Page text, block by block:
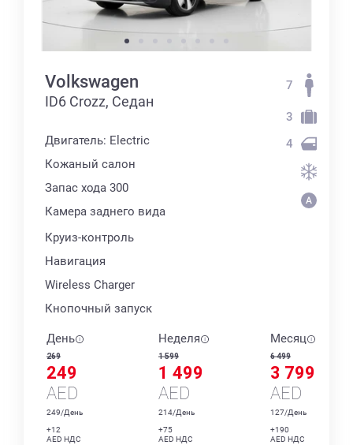
Volkswagen
ID6 Crozz, Седан
Двигатель: Electric
Кожаный салон
Запас хода 300
Камера заднего вида
Круиз-контроль
Навигация
Wireless Charger
Кнопочный запуск
7
3
4
День
269
249
AED
249/День
+12
AED НДС
Неделя
1 599
1 499
AED
214/День
+75
AED НДС
Месяц
6 499
3 799
AED
127/День
+190
AED НДС